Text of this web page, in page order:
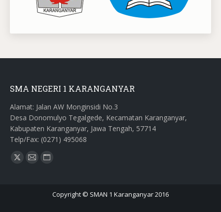
SMA NEGERI 1 KARANGANYAR
Alamat: Jalan AW Monginsidi No.3
Desa Donomulyo Tegalgede, Kecamatan Karanganyar,
Kabupaten Karanganyar, Jawa Tengah, 57714
Telp/Fax: (0271) 495068
Find us on:
X
MailWebsite
Copyright © SMAN 1 Karanganyar 2016